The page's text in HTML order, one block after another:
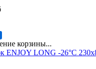
корзины...